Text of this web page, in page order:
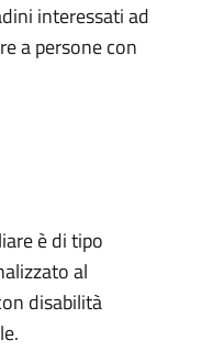
interessati ad
a persone con
è di tipo
al
disabilità